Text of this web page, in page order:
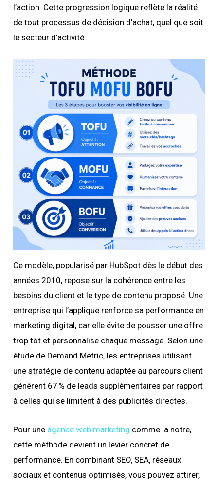
l’action. Cette progression logique reflète la réalité
de tout processus de décision d’achat, quel que soit
le secteur d’activité.
Ce modèle, popularisé par HubSpot dès le début des
années 2010, repose sur la cohérence entre les
besoins du client et le type de contenu proposé. Une
entreprise qui l’applique renforce sa performance en
marketing digital, car elle évite de pousser une offre
trop tôt et personnalise chaque message. Selon une
étude de Demand Metric, les entreprises utilisant
une stratégie de contenu adaptée au parcours client
génèrent 67 % de leads supplémentaires par rapport
à celles qui se limitent à des publicités directes.
Pour une agence web marketing comme la notre,
cette méthode devient un levier concret de
performance. En combinant SEO, SEA, réseaux
sociaux et contenus optimisés, vous pouvez attirer,